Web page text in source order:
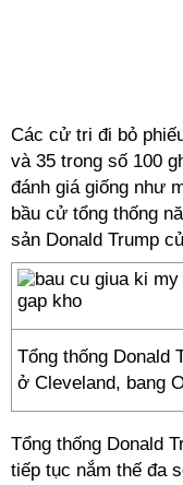
Các cử tri đi bỏ
và 35 trong số 100
đánh giá giống như
bầu cử tổng thống
sản Donald Trump
Tổng thống Donald
ở Cleveland, bang
Tổng thống Donald
tiếp tục nắm thế đa